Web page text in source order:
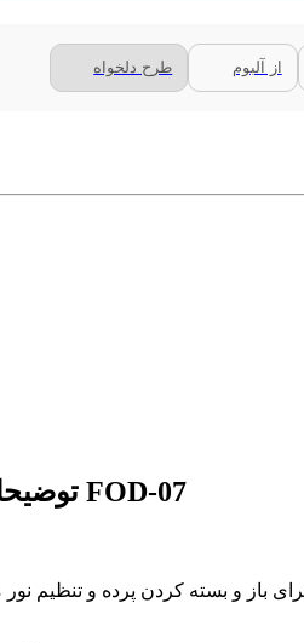
طرح دلخواه از آلبوم
توضیحات پرده زبرا پلیسه تصویری طرح مرغ بریونی کد FOD-07
باز و بسته کردن پرده و تنظیم